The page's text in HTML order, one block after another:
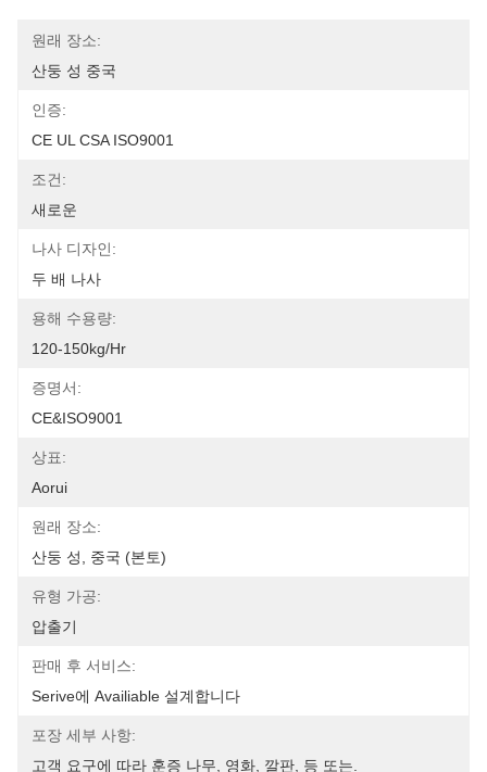
원래 장소:
산둥 성 중국
인증:
CE UL CSA ISO9001
조건:
새로운
나사 디자인:
두 배 나사
용해 수용량:
120-150kg/hr
증명서:
CE&ISO9001
상표:
Aorui
원래 장소:
산둥 성, 중국 (본토)
유형 가공:
압출기
판매 후 서비스:
Serive에 Availiable 설계합니다
포장 세부 사항:
고객 요구에 따라 훈증 나무, 영화, 깔판, 등 또는.